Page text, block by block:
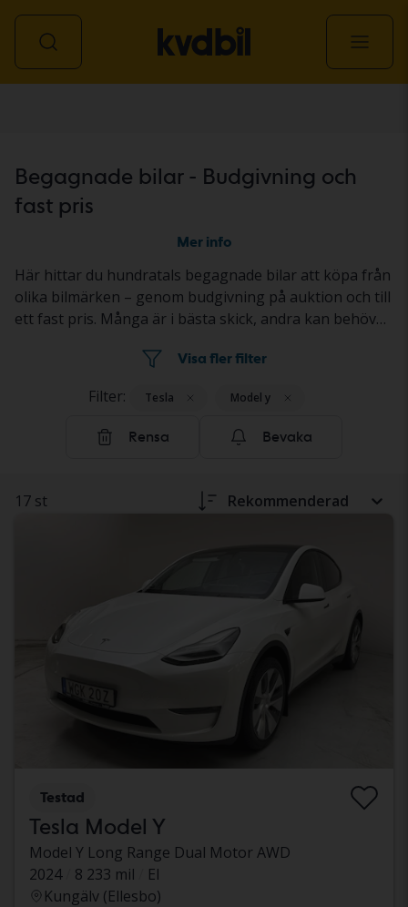
Begagnade bilar - Budgivning och
fast pris
Mer info
Här hittar du hundratals begagnade bilar att köpa från
olika bilmärken – genom budgivning på auktion och till
ett fast pris. Många är i bästa skick, andra kan behövas
resultatet redovisat i bilens annons. Så köper du en
Visa fler filter
Filter: Tesla Model y
Rensa Bevaka
17 st Rekommenderad
Testad
Tesla Model Y
Model Y Long Range Dual Motor AWD
2024
8 233 mil
El
Kungälv (Ellesbo)